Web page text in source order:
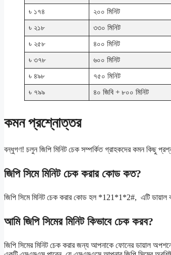
৳ ১৭৪
২০০ মিনিট
৳ ২১৮
৩৩০ মিনিট
৳ ২৫৮
৪০০ মিনিট
৳ ৩৭৮
৬০০ মিনিট
৳ ৪৯৮
৭৫০ মিনিট
৳ ৭৯৯
৪০ জিবি + ৮০০ মিনিট
কমন প্রশ্নোত্তর
বন্ধুগণ! চলুন জিপি মিনিট চেক সম্পর্কিত গ্রাহকদের কমন কিছু
জিপি সিমে মিনিট চেক করার কোড কত?
জিপি সিমে মিনিট চেক করার কোড হল *121*1*2#, এটি ডায়াল
আমি জিপি সিমের মিনিট কিভাবে চেক করব?
জিপি সিমের মিনিট চেক করার জন্য আপনাকে ফোনের ডায়াল